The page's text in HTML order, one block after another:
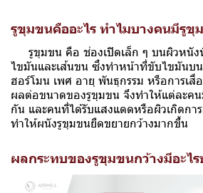
รูขุมขนคืออะไร ทำไมบางคนมีรูขุ
รูขุมขน คือ ช่องเปิดเล็ก ๆ บนผิวหนัง
ไขมันและเส้นขน ซึ่งทำหน้าที่ขับไขมันบ
ฮอร์โมน เพศ อายุ พันธุกรรม หรือการเ
ผลต่อขนาดของรูขุมขน จึงทำให้แต่ละค
กัน และคนที่ได้รับแสงแดดหรือผิวเกิดกา
ทำให้ผนังรูขุมขนยืดขยายกว้างมากขึ้น
ผลกระทบของรูขุมขนกว้างมีอะไร